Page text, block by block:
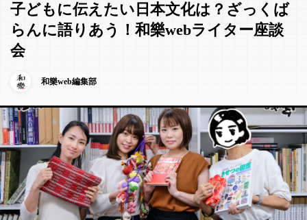
子どもに伝えたい日本文化は？ざっくば
らんに語りあう！和樂webライター座談
会
和樂web編集部